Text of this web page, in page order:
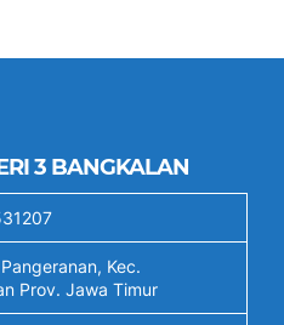
3 BANGKALAN
Kec.
Prov. Jawa Timur